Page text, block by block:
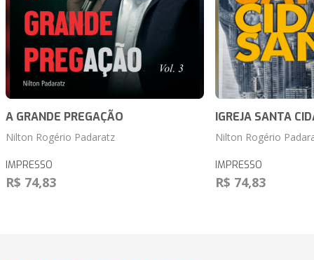
A GRANDE PREGAÇÃO
Nilton Rogério Padaratz
IMPRESSO
R$ 74,83
IGREJA SANTA
Nilton Rogério
IMPRESSO
R$ 74,83